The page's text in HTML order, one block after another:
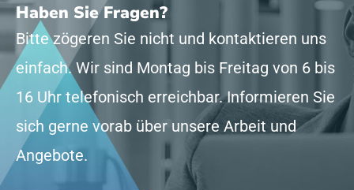
Haben Sie Fragen?
Bitte zögeren Sie nicht und kontaktieren uns
einfach. Wir sind Montag bis Freitag von 6 bis
16 Uhr telefonisch erreichbar. Informieren Sie
sich gerne vorab über unsere Arbeit und
Angebote.